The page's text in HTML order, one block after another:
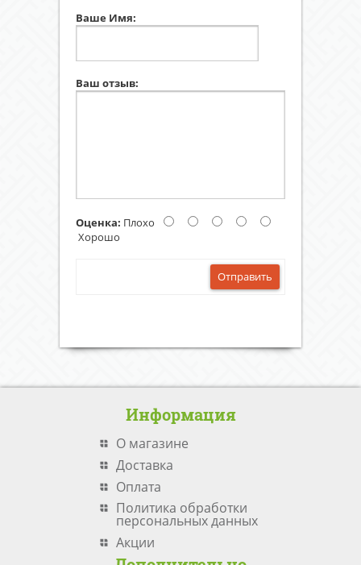
Ваше Имя:
Ваш отзыв:
Оценка: Плохо
Хорошо
Отправить
Информация
О магазине
Доставка
Оплата
Политика обработки
персональных данных
Акции